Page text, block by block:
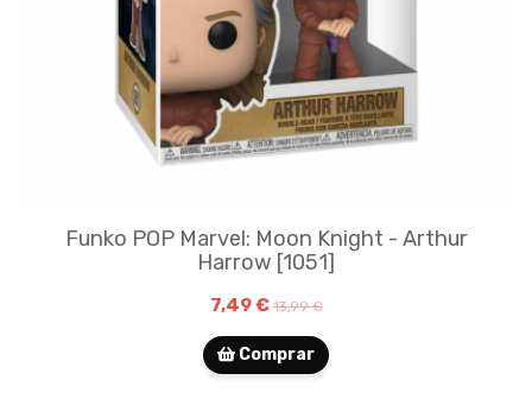
Funko POP Marvel: Moon Knight - Arthur
Harrow [1051]
7,49 €13,99 €
Comprar